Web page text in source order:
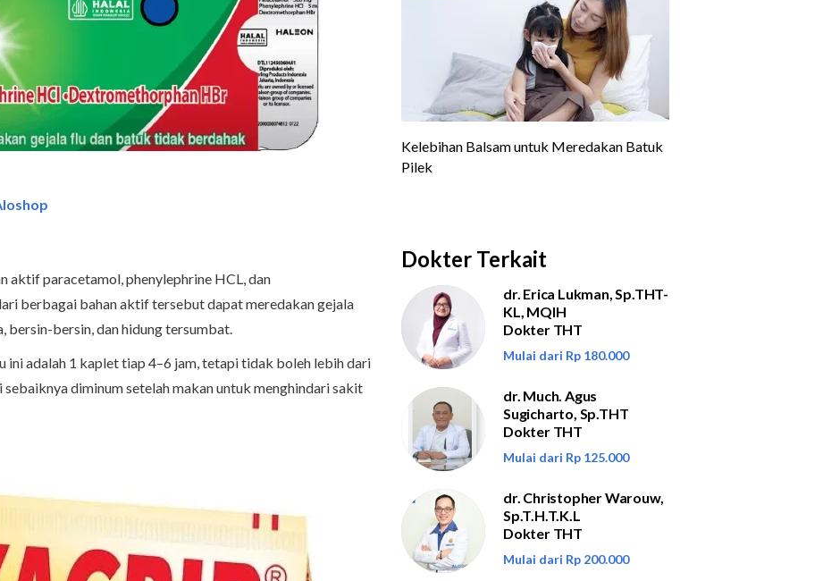
aktif paracetamol, phenylephrine HCL, dan
berbagai bahan aktif tersebut dapat meredakan gejala
bersin-bersin, dan hidung tersumbat.
ini adalah 1 kaplet tiap 4–6 jam, tetapi tidak boleh lebih dari
diminum setelah makan untuk menghindari sakit
Dokter Terkait